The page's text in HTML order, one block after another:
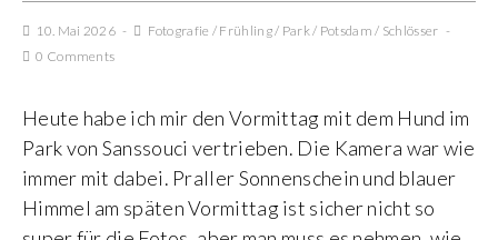
10. Mai 2026 Fotografie / Frühling/ Park/ Potsdam / Schlösser
0 Comments
Heute habe ich mir den Vormittag mit dem Hund im
Park von Sanssouci vertrieben. Die Kamera war wie
immer mit dabei. Praller Sonnenschein und blauer
Himmel am späten Vormittag ist sicher nicht so